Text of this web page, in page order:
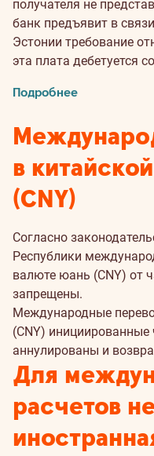
получателя не
банк предъявит в
Эстонии требование
эта плата дебетуется
Подробнее
в
(CNY)
Согласно
Республики
валюте юань (CNY) от
запрещены.
Международные
(CNY)
аннулированы и
Для
расчетов